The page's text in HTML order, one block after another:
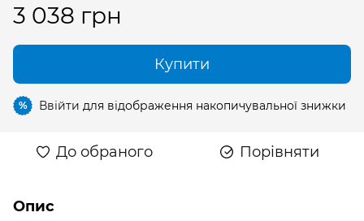
3 038 грн
Купити
% Ввійти для відображення накопичувальної знижки
До обраного Порівняти
Опис